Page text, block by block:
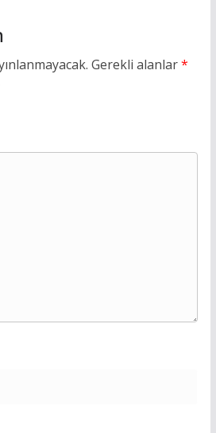
Gerekli alanlar*